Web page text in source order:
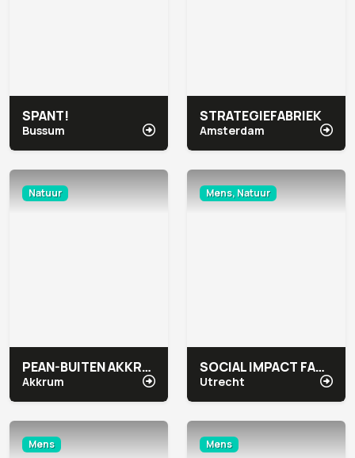
SPANT!
Bussum
STRATEGIEFABRIEK
Amsterdam
Natuur
PEAN-BUITEN AKKRUM
Akkrum
Mens, Natuur
SOCIAL IMPACT FACTORY AAN DE GRACHT
Utrecht
Mens Mens